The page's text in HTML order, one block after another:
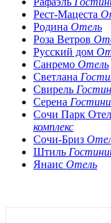
Рест-Мацеста
Родина Отель
Роза Ветров
Русский дом
Санремо Отель
Светлана
Свирель
Серена
Сочи Парк
комплекс
Сочи-Бриз
Штиль
Янаис Отель